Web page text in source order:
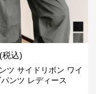
(税込)
ツ サイドリボン ワイ
パンツ レディース